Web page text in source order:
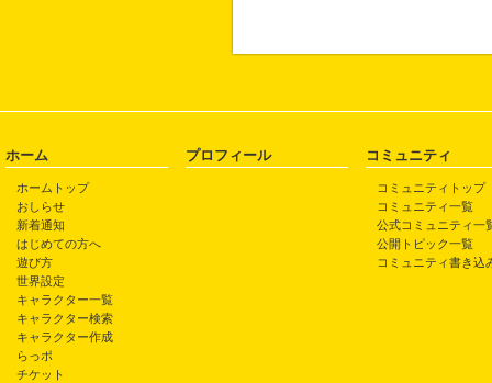
ホーム
ホームトップ
おしらせ
新着通知
はじめての方へ
遊び方
世界設定
キャラクター一覧
キャラクター検索
キャラクター作成
らっポ
チケット
プロフィール コミュニティ
コミュニティトップ
コミュニティ一覧
公式コミュニティ一
公開トピック一覧
コミュニティ書き込